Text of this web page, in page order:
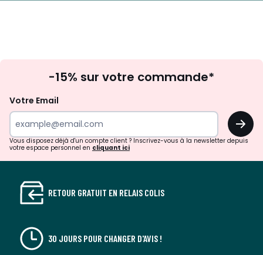
à
newsletter
-15% sur votre commande*
Votre Email
OK
Vous disposez déjà d'un compte client ? Inscrivez-vous à la newsletter depuis
votre espace personnel en cliquant ici
RETOUR GRATUIT EN RELAIS COLIS
30 JOURS POUR CHANGER D'AVIS !